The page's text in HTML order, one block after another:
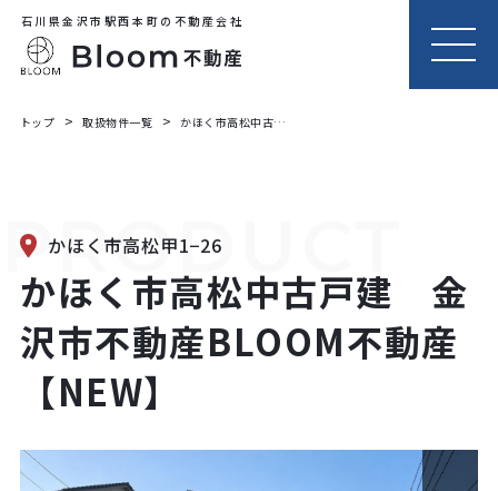
石川県金沢市駅西本町の不動産会社
MEN
U
トップ 取扱物件一覧 かほく市高松中古戸建 金沢市不動産BLOOM不動産【NEW】
PRODUCT
かほく市高松甲1−26
かほく市高松中古戸建 金
沢市不動産BLOOM不動産
【NEW】